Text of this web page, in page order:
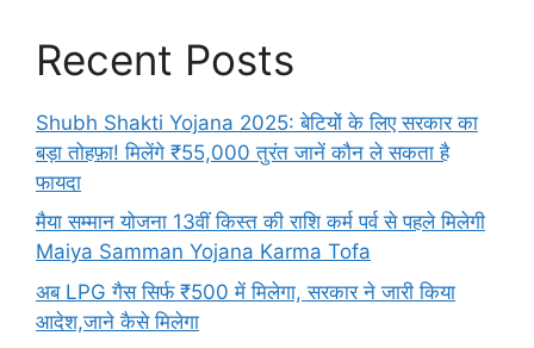
Recent Posts
Shubh Shakti Yojana 2025: बेटियों के लिए सरकार का
बड़ा तोहफ़ा! मिलेंगे ₹55,000 तुरंत जानें कौन ले सकता है
फायदा
मैया सम्मान योजना 13वीं किस्त की राशि कर्म पर्व से पहले मिलेगी
Maiya Samman Yojana Karma Tofa
अब LPG गैस सिर्फ ₹500 में मिलेगा, सरकार ने जारी किया
आदेश,जाने कैसे मिलेगा